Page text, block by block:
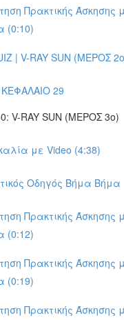
Πρακτικής Άσκησης
(0:10)
| V-RAY SUN (ΜΕΡΟΣ
ΚΕΦΑΛΑΙΟ 29
V-RAY SUN (ΜΕΡΟΣ 3o)
με Video (4:38)
Οδηγός Βήμα Βήμα
Πρακτικής Άσκησης
(0:12)
Πρακτικής Άσκησης
(0:19)
Πρακτικής Άσκησης